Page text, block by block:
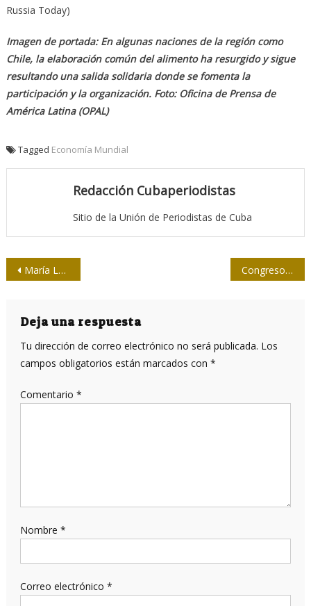
Russia Today)
Imagen de portada: En algunas naciones de la región como
Chile, la elaboración común del alimento ha resurgido y sigue
resultando una salida solidaria donde se fomenta la
participación y la organización. Foto: Oficina de Prensa de
América Latina (OPAL)
Tagged Economía Mundial
Redacción Cubaperiodistas
Sitio de la Unión de Periodistas de Cuba
Navegación
entradas
María Luisa Ortega: Hay una explosión de nuevas formas estéticas Congreso UPEC: 10 años de Gloria en Isla de la Juventud
Deja una respuesta
Tu dirección de correo electrónico no será publicada. Los
campos obligatorios están marcados con *
Comentario *
Nombre *
Correo electrónico *